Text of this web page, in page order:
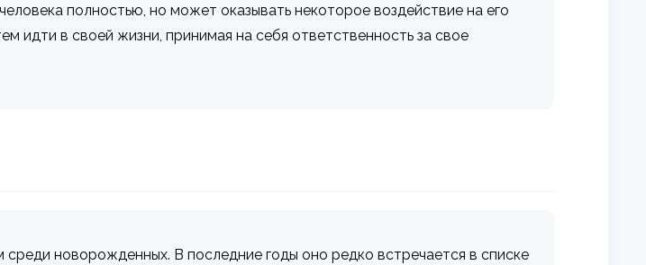
полностью, но может оказывать некоторое воздействие на его
идти в своей жизни, принимая на себя ответственность за свое
новорожденных. В последние годы оно редко встречается в списке